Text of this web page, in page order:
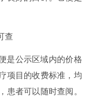
查
是公示区域内的价格
项目的收费标准，均
患者可以随时查阅。